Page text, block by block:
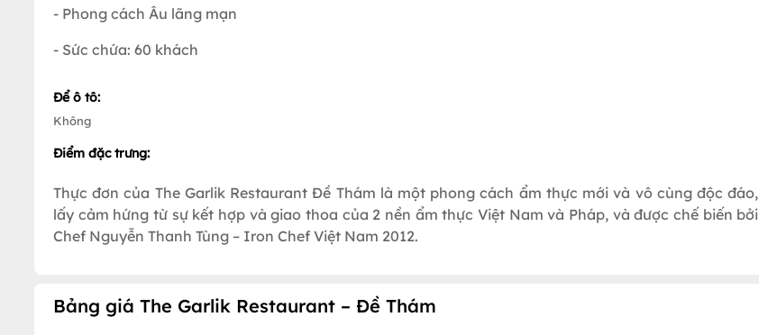
- Phong cách Âu lãng mạn
- Sức chứa: 60 khách
Để ô tô:
Không
Điểm đặc trưng:
Thực đơn của The Garlik Restaurant Đề Thám là một phong cách ẩm thực mới và vô cùng độc đáo,
lấy cảm hứng từ sự kết hợp và giao thoa của 2 nền ẩm thực Việt Nam và Pháp, và được chế biến bởi
Chef Nguyễn Thanh Tùng – Iron Chef Việt Nam 2012.
Bảng giá The Garlik Restaurant – Đề Thám